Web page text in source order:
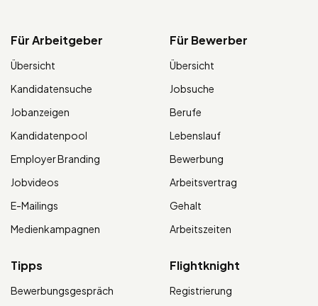
Für Arbeitgeber
Übersicht
Kandidatensuche
Jobanzeigen
Kandidatenpool
Employer Branding
Jobvideos
E-Mailings
Medienkampagnen
Für Bewerber
Übersicht
Jobsuche
Berufe
Lebenslauf
Bewerbung
Arbeitsvertrag
Gehalt
Arbeitszeiten
Tipps
Bewerbungsgespräch
Flightknight
Registrierung